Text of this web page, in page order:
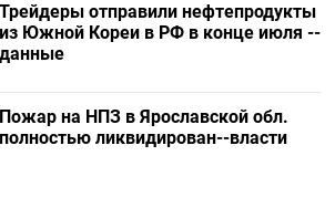
Трейдеры отправили нефтепродукты
из Южной Кореи в РФ в конце июля --
данные
Пожар на НПЗ в Ярославской обл.
полностью ликвидирован--власти